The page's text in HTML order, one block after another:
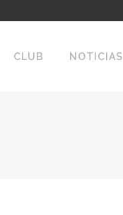
CLUB NOTICIAS